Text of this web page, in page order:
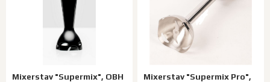
Mixerstav "Supermix", OBH
Mixerstav "Supermix Pro",